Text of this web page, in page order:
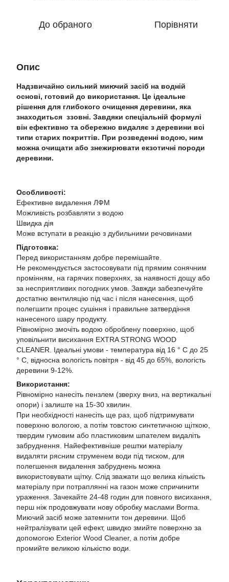
До обраного Порівняти
Опис
Надзвичайно сильний миючий засіб на водній
основі, готовий до використання. Це ідеальне
рішення для глибокого очищення деревини, яка
знаходиться ззовні. Завдяки спеціальній формулі
він ефективно та обережно видаляє з деревини всі
типи старих покриттів. При розведенні водою, ним
можна очищати або знежирювати екзотичні породи
деревини.
Особливості:
Ефективне видалення ЛФМ
Можливість розбавляти з водою
Швидка дія
Може вступати в реакцію з дубильними речовинами
Підготовка:
Перед використанням добре перемішайте.
Не рекомендується застосовувати під прямим сонячним
промінням, на гарячих поверхнях, за наявності дощу або
за несприятливих погодних умов. Завжди забезпечуйте
достатню вентиляцію під час і після нанесення, щоб
полегшити процес сушіння і правильне затвердіння
нанесеного шару продукту.
Рівномірно змочіть водою оброблену поверхню, щоб
уповільнити висихання EXTRA STRONG WOOD
CLEANER. Ідеальні умови - температура від 16 ° C до 25
° C, відносна вологість повітря - від 45 до 65%, вологість
деревини 9-12%.
Використання:
Рівномірно нанесіть пензлем (зверху вниз, на вертикальні
опори) і залиште на 15-30 хвилин.
При необхідності нанесіть ще раз, щоб підтримувати
поверхню вологою, а потім товстою синтетичною щіткою,
твердим гумовим або пластиковим шпателем видаліть
забруднення. Найефективніше рештки матеріалу
видаляти рясним струменем води під тиском, для
полегшення видалення забруднень можна
використовувати щітку. Слід зважати що велика кількість
матеріалу при потраплянні на газон може спричинити
ураження. Зачекайте 24-48 годин для повного висихання,
перш ніж продовжувати нову обробку маслами Borma.
Миючий засіб може затемнити тон деревини. Щоб
нейтралізувати цей ефект, швидко змийте поверхню за
допомогою Exterior Wood Cleaner, а потім добре
промийте великою кількістю води.